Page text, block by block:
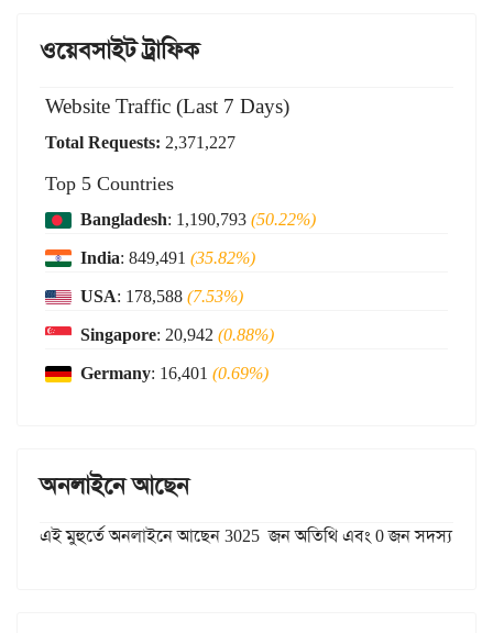
ওয়েবসাইট ট্রাফিক
Website Traffic (Last 7 Days)
Total Requests: 2,371,227
Top 5 Countries
Bangladesh: 1,190,793(50.22%)
India: 849,491 (35.82%)
USA: 178,588(7.53%)
Singapore: 20,942(0.88%)
Germany: 16,401 (0.69%)
অনলাইনে আছেন
এই মুহুর্তে অনলাইনে আছেন 3025 জন অতিথি এবং 0 জন সদস্য